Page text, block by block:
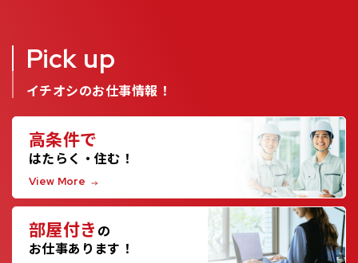
Pick up
イチオシのお仕事情報！
高条件で
はたらく・住む！
View More
部屋付き の
お仕事あります！